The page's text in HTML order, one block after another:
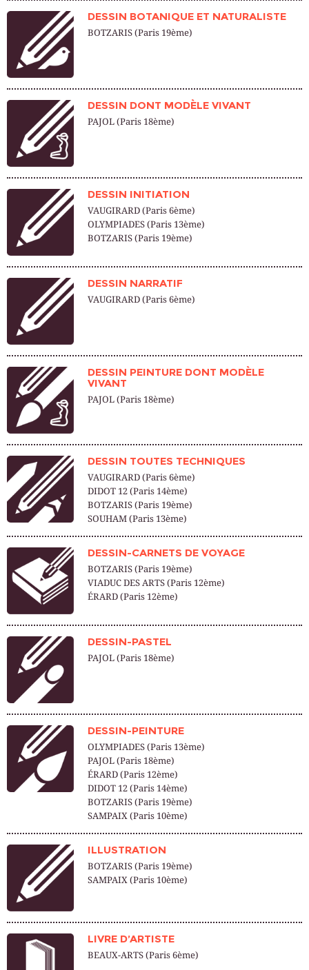
DESSIN BOTANIQUE ET NATURALISTE
BOTZARIS (Paris 19ème)
DESSIN DONT MODÈLE VIVANT
PAJOL (Paris 18ème)
DESSIN INITIATION
VAUGIRARD (Paris 6ème)
OLYMPIADES (Paris 13ème)
BOTZARIS (Paris 19ème)
DESSIN NARRATIF
VAUGIRARD (Paris 6ème)
DESSIN PEINTURE DONT MODÈLE
VIVANT
PAJOL (Paris 18ème)
DESSIN TOUTES TECHNIQUES
VAUGIRARD (Paris 6ème)
DIDOT 12 (Paris 14ème)
BOTZARIS (Paris 19ème)
SOUHAM (Paris 13ème)
DESSIN-CARNETS DE VOYAGE
BOTZARIS (Paris 19ème)
VIADUC DES ARTS (Paris 12ème)
ÉRARD (Paris 12ème)
DESSIN-PASTEL
PAJOL (Paris 18ème)
DESSIN-PEINTURE
OLYMPIADES (Paris 13ème)
PAJOL (Paris 18ème)
ÉRARD (Paris 12ème)
DIDOT 12 (Paris 14ème)
BOTZARIS (Paris 19ème)
SAMPAIX (Paris 10ème)
ILLUSTRATION
BOTZARIS (Paris 19ème)
SAMPAIX (Paris 10ème)
LIVRE D’ARTISTE
BEAUX-ARTS (Paris 6ème)